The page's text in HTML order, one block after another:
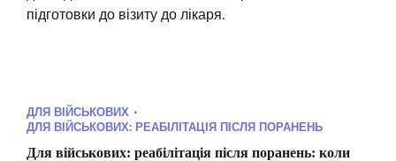
підготовки до візиту до лікаря.
ДЛЯ ВІЙСЬКОВИХ
ДЛЯ ВІЙСЬКОВИХ: РЕАБІЛІТАЦІЯ ПІСЛЯ ПОРАНЕНЬ
Для військових: реабілітація після поранень: коли